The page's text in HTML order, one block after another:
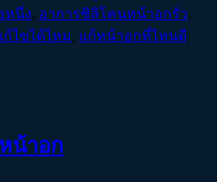
หนึ่ง, อาการซิลิโคนหน้าอกรั่ว,
ไขได้ไหม, แก้หน้าอกที่ไหนดี,
น้าอก